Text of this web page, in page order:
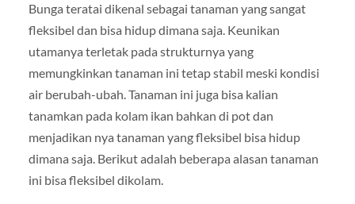
Bunga teratai dikenal sebagai tanaman yang sangat
fleksibel dan bisa hidup dimana saja. Keunikan
utamanya terletak pada strukturnya yang
memungkinkan tanaman ini tetap stabil meski kondisi
air berubah-ubah. Tanaman ini juga bisa kalian
tanamkan pada kolam ikan bahkan di pot dan
menjadikan nya tanaman yang fleksibel bisa hidup
dimana saja. Berikut adalah beberapa alasan tanaman
ini bisa fleksibel dikolam.